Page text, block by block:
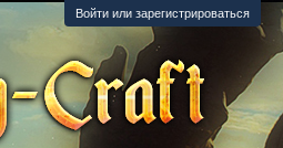
Войти или зарегистрироваться